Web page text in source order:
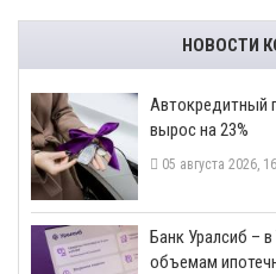
НОВОСТИ
​Автокредитный
вырос на 23%
05 августа 2026,
​Банк Уралсиб –
объемам